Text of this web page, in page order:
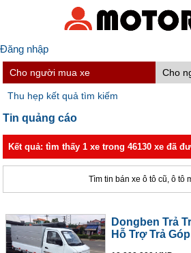
Đăng nhập
Cho người mua xe Cho
Thu hẹp kết quả tìm kiếm
Tin quảng cáo
Kết quả: tìm thấy 1 xe trong 46130 xe đã
Tìm tin bán xe ô tô cũ, ô tô
Dongben Trả
Hỗ Trợ Trả